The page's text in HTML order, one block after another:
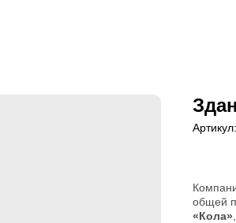
Артикул:
общей
«Кола»